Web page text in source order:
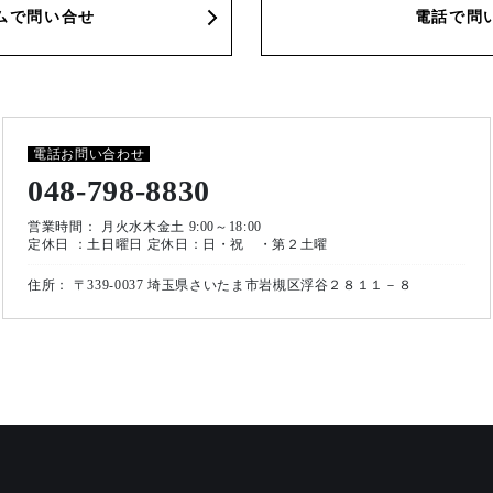
で問い合せ 電話で問
電話お問い合わせ
048-798-8830
営業時間： 月火水木金土 9:00～18:00
定休日 ：土日曜日 定休日：日・祝 ・第２土曜
住所： 〒339-0037 埼玉県さいたま市岩槻区浮谷２８１１－８